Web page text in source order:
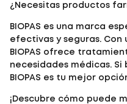
¿Necesitas productos
BIOPAS es una marca
efectivas y seguras. Con
BIOPAS ofrece
necesidades médicas.
BIOPAS es tu mejor
¡Descubre cómo puede